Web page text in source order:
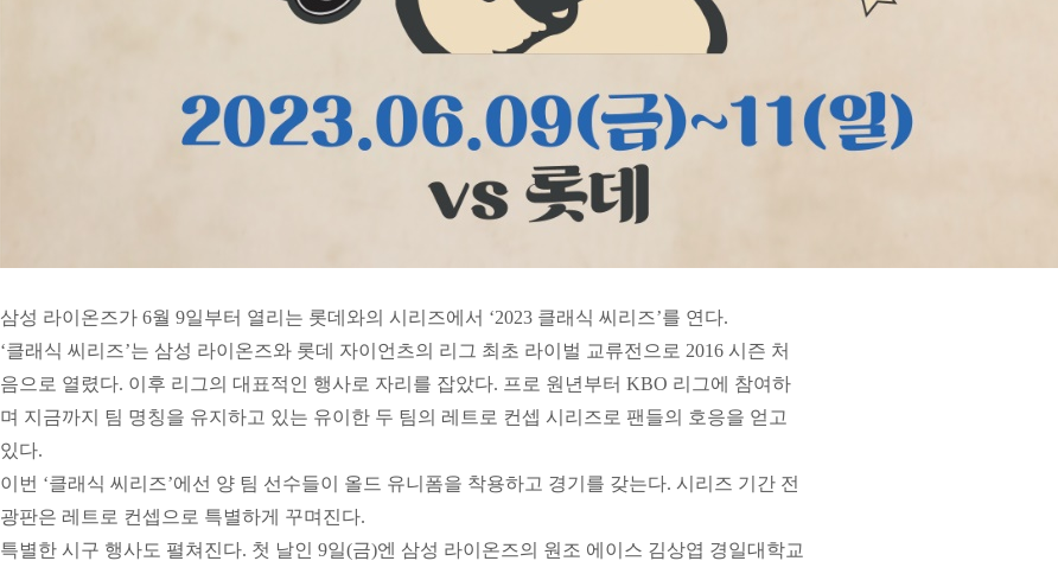
삼성 라이온즈가 6월 9일부터 열리는 롯데와의 시리즈에서 ‘2023 클래식 씨리즈’를 연다.
‘클래식 씨리즈’는 삼성 라이온즈와 롯데 자이언츠의 리그 최초 라이벌 교류전으로 2016 시즌 처
음으로 열렸다. 이후 리그의 대표적인 행사로 자리를 잡았다. 프로 원년부터 KBO 리그에 참여하
며 지금까지 팀 명칭을 유지하고 있는 유이한 두 팀의 레트로 컨셉 시리즈로 팬들의 호응을 얻고
있다.
이번 ‘클래식 씨리즈’에선 양 팀 선수들이 올드 유니폼을 착용하고 경기를 갖는다. 시리즈 기간 전
광판은 레트로 컨셉으로 특별하게 꾸며진다.
특별한 시구 행사도 펼쳐진다. 첫 날인 9일(금)엔 삼성 라이온즈의 원조 에이스 김상엽 경일대학교